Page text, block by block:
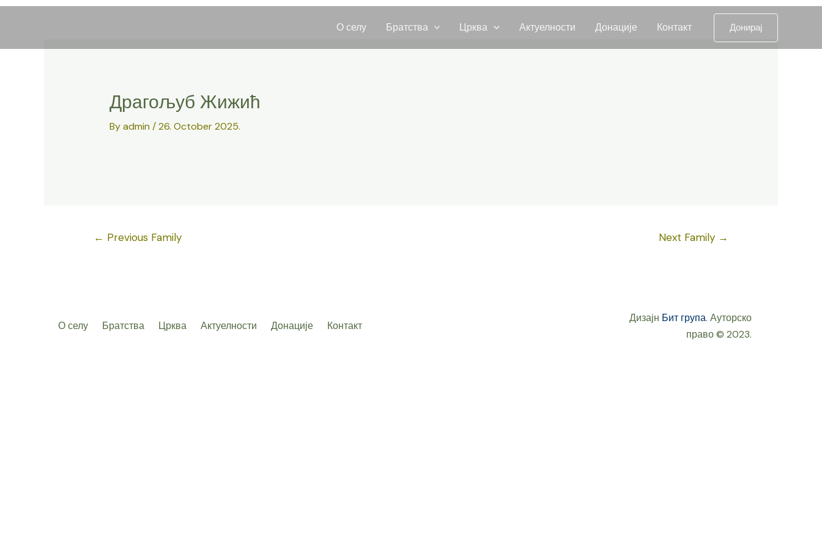
Skip
О селу Братства Црква Актуелности Донације Контакт Донирај
Драгољуб Жижић
Byadmin /26. October 2025.
← Previous Family Next Family →
О селу Братства Црква Актуелности Донације Контакт
Дизајн Бит група. Ауторско
право © 2023.